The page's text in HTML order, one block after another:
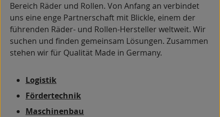
Bereich Räder und Rollen. Von Anfang an verbindet
uns eine enge Partnerschaft mit Blickle, einem der
führenden Räder- und Rollen-Hersteller weltweit. Wir
suchen und finden gemeinsam Lösungen. Zusammen
stehen wir für Qualität Made in Germany.
Logistik
Fördertechnik
Maschinenbau